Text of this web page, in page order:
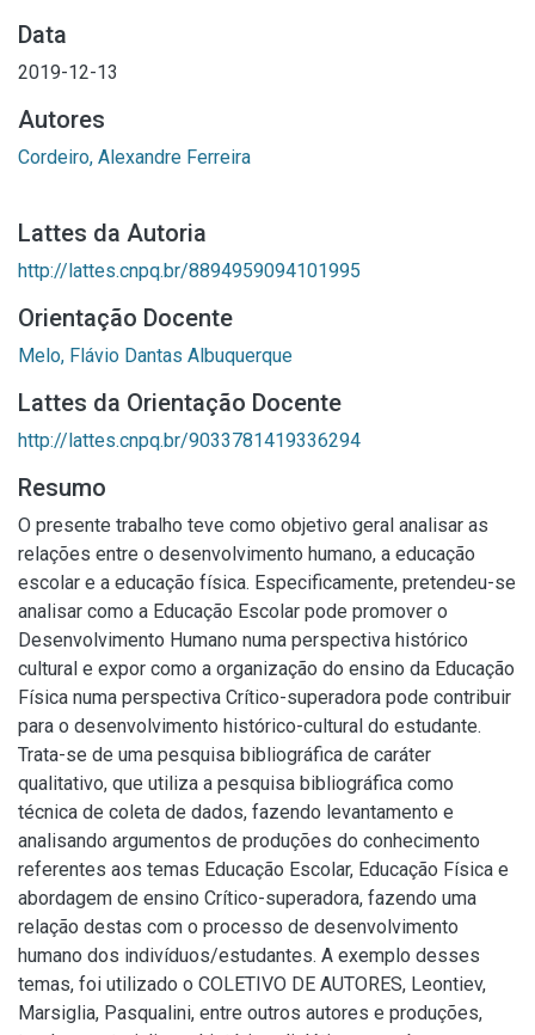
Data
2019-12-13
Autores
Cordeiro, Alexandre Ferreira
Lattes da Autoria
http://lattes.cnpq.br/8894959094101995
Orientação Docente
Melo, Flávio Dantas Albuquerque
Lattes da Orientação Docente
http://lattes.cnpq.br/9033781419336294
Resumo
O presente trabalho teve como objetivo geral analisar as
relações entre o desenvolvimento humano, a educação
escolar e a educação física. Especificamente, pretendeu-se
analisar como a Educação Escolar pode promover o
Desenvolvimento Humano numa perspectiva histórico
cultural e expor como a organização do ensino da Educação
Física numa perspectiva Crítico-superadora pode contribuir
para o desenvolvimento histórico-cultural do estudante.
Trata-se de uma pesquisa bibliográfica de caráter
qualitativo, que utiliza a pesquisa bibliográfica como
técnica de coleta de dados, fazendo levantamento e
analisando argumentos de produções do conhecimento
referentes aos temas Educação Escolar, Educação Física e
abordagem de ensino Crítico-superadora, fazendo uma
relação destas com o processo de desenvolvimento
humano dos indivíduos/estudantes. A exemplo desses
temas, foi utilizado o COLETIVO DE AUTORES, Leontiev,
Marsiglia, Pasqualini, entre outros autores e produções,